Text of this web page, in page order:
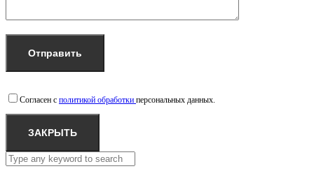
Согласен с политикой обработки персональных данных.
ЗАКРЫТЬ